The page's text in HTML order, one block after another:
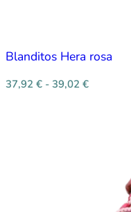
Blanditos Hera rosa
37,92 € - 39,02 €